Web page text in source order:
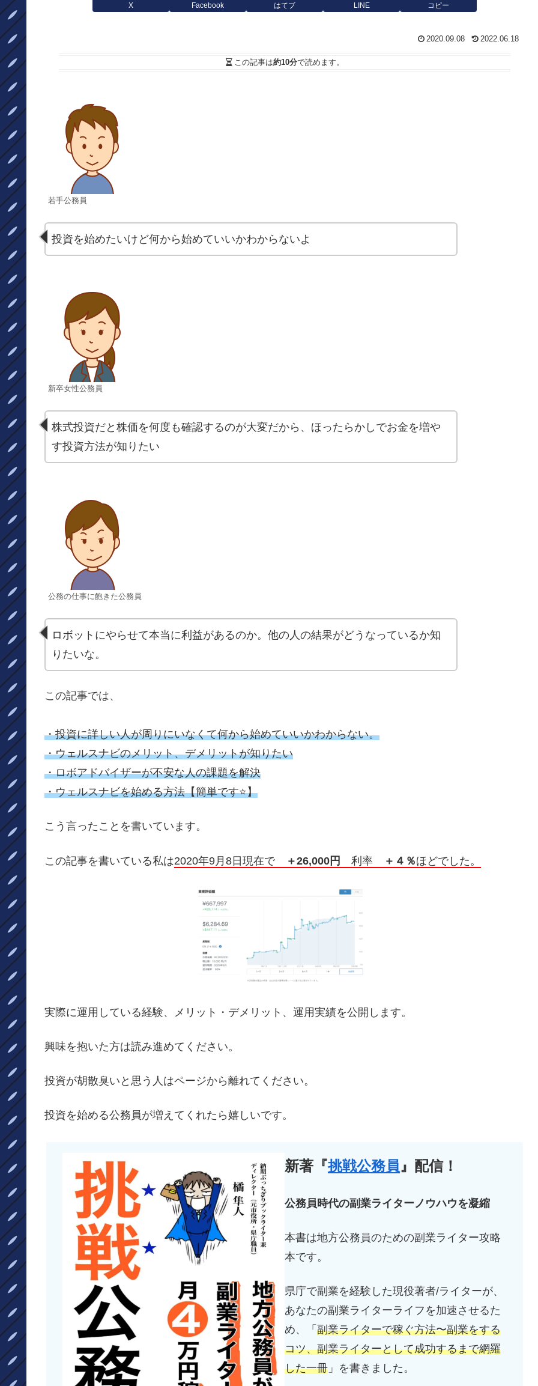
X Facebook はてブ LINE コピー
2020.09.08 2022.06.18
この記事は約10分で読めます。
若手公務員
投資を始めたいけど何から始めていいかわからないよ
新卒女性公務員
株式投資だと株価を何度も確認するのが大変だから、ほったらかしでお金を増や
す投資方法が知りたい
公務の仕事に飽きた公務員
ロボットにやらせて本当に利益があるのか。他の人の結果がどうなっているか知
りたいな。
この記事では、
・投資に詳しい人が周りにいなくて何から始めていいかわからない。
・ウェルスナビのメリット、デメリットが知りたい
・ロボアドバイザーが不安な人の課題を解決
・ウェルスナビを始める方法【簡単です⭐️】
こう言ったことを書いています。
この記事を書いている私は2020年9月8日現在で ＋26,000円 利率 ＋４％ほどでした。
実際に運用している経験、メリット・デメリット、運用実績を公開します。
興味を抱いた方は読み進めてください。
投資が胡散臭いと思う人はページから離れてください。
投資を始める公務員が増えてくれたら嬉しいです。
新著『挑戦公務員』配信！
公務員時代の副業ライターノウハウを凝縮
本書は地方公務員のための副業ライター攻略
本です。
県庁で副業を経験した現役著者/ライターが、
あなたの副業ライターライフを加速させるた
め、「 副業ライターで稼ぐ方法〜副業をする
コツ、副業ライターとして成功するまで網羅
した一冊 」を書きました。